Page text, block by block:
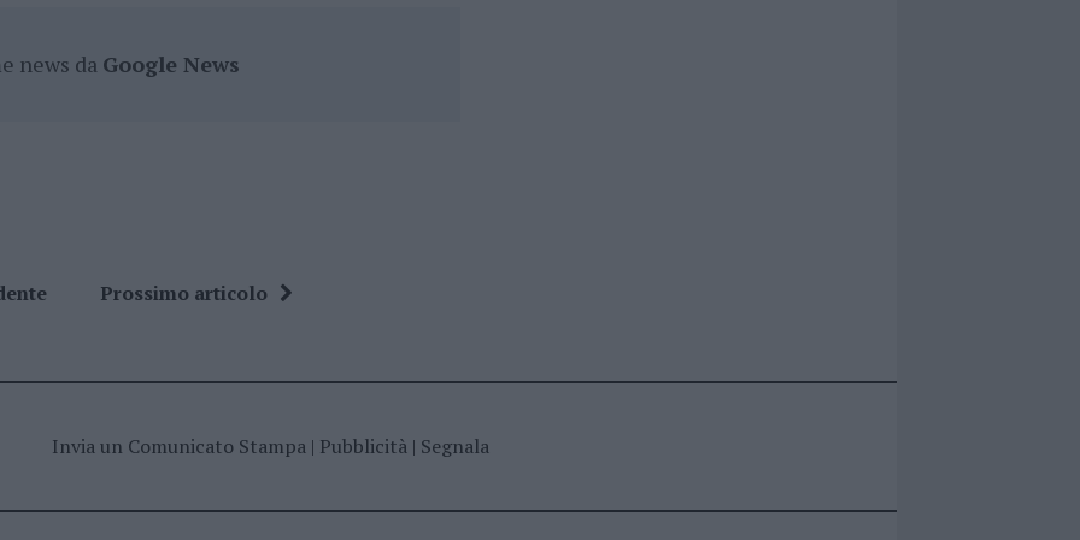
news da Google News
Prossimo articolo
Invia un Comunicato Stampa| Pubblicità| Segnala